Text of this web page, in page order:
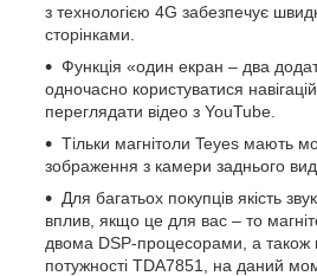
з технологією 4G забезпечує
сторінками.
Функція «один екран – два
одночасно користуватися
переглядати відео з YouTube.
Тільки магнітоли Teyes мають
зображення з камери заднього
Для багатьох покупців якість
вплив, якщо це для вас – то
двома DSP-процесорами, а також
потужності TDA7851, на даний